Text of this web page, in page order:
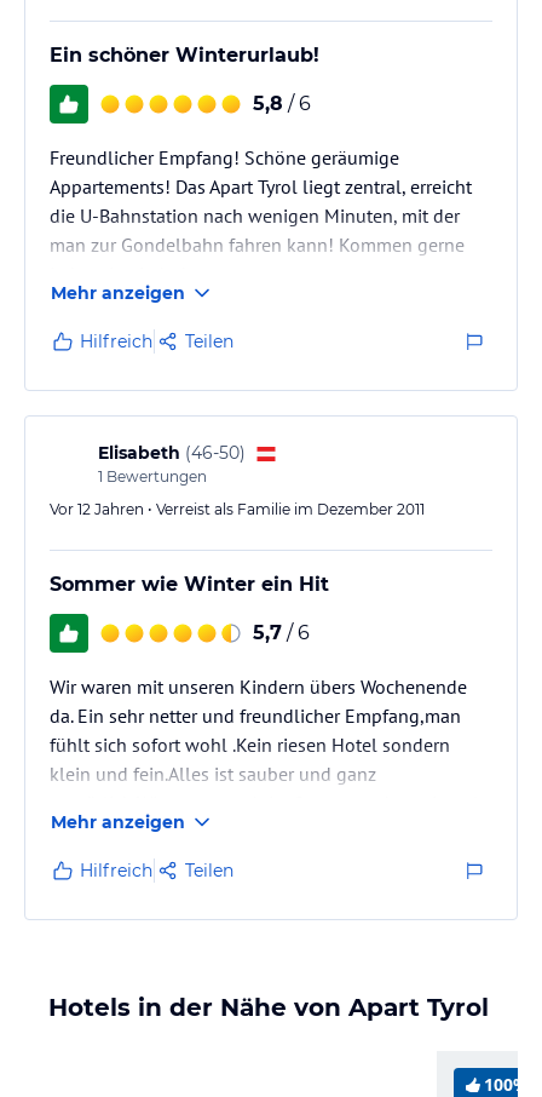
Ein schöner Winterurlaub!
5,8 / 6
Freundlicher Empfang! Schöne geräumige
Appartements! Das Apart Tyrol liegt zentral, erreicht
die U-Bahnstation nach wenigen Minuten, mit der
man zur Gondelbahn fahren kann! Kommen gerne
Mehr anzeigen
Hilfreich Teilen
Elisabeth (46-50)
1 Bewertungen
Vor 12 Jahren • Verreist als Familie im Dezember 2011
Sommer wie Winter ein Hit
5,7 / 6
Wir waren mit unseren Kindern übers Wochenende
da. Ein sehr netter und freundlicher Empfang,man
fühlt sich sofort wohl .Kein riesen Hotel sondern
klein und fein.Alles ist sauber und ganz
in diesem Haus.Ob Sommer oder Winter - es gibt
immer ein großes
Angebot an Freizeitaktivitäten.Wir werden sicher
wieder kommen.
Mehr anzeigen
Hilfreich Teilen
Hotels in der Nähe von Apart Tyrol
100%